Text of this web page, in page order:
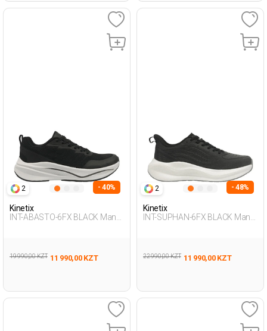
2 - 40%
Kinetix
INT-ABASTO-6FX BLACK Man
19 990,00 KZT 11 990,00 KZT
2 - 48%
Kinetix
INT-SUPHAN-6FX BLACK Man
22 990,00 KZT 11 990,00 KZT